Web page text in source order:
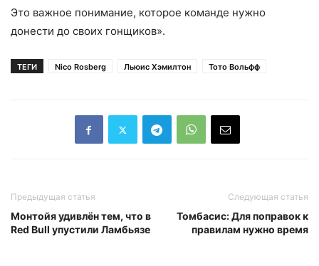
Это важное понимание, которое команде нужно
донести до своих гонщиков».
ТЕГИ Nico Rosberg Льюис Хэмилтон Тото Вольфф
Предыдущая статья
Монтойя удивлён тем, что в
Red Bull упустили Ламбьязе
Следующая статья
Томбасис: Для поправок к
правилам нужно время